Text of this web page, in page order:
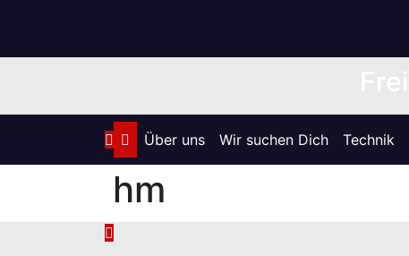
springen
Über uns Wir suchen Dich Technik
hm